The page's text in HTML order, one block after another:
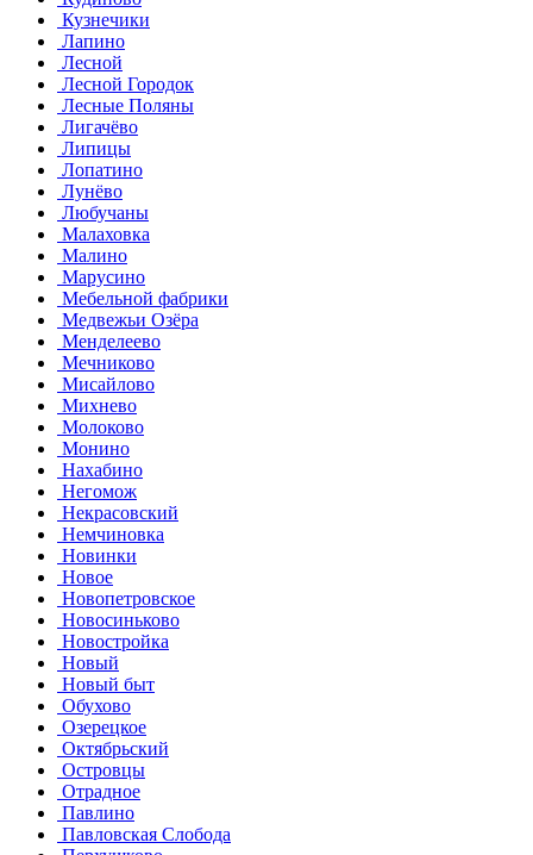
Кузнечики
Лапино
Лесной
Лесной Городок
Лесные Поляны
Лигачёво
Липицы
Лопатино
Лунёво
Любучаны
Малаховка
Малино
Марусино
Мебельной фабрики
Медвежьи Озёра
Менделеево
Мечниково
Мисайлово
Михнево
Молоково
Монино
Нахабино
Негомож
Некрасовский
Немчиновка
Новинки
Новое
Новопетровское
Новосиньково
Новостройка
Новый
Новый быт
Обухово
Озерецкое
Октябрьский
Островцы
Отрадное
Павлино
Павловская Слобода